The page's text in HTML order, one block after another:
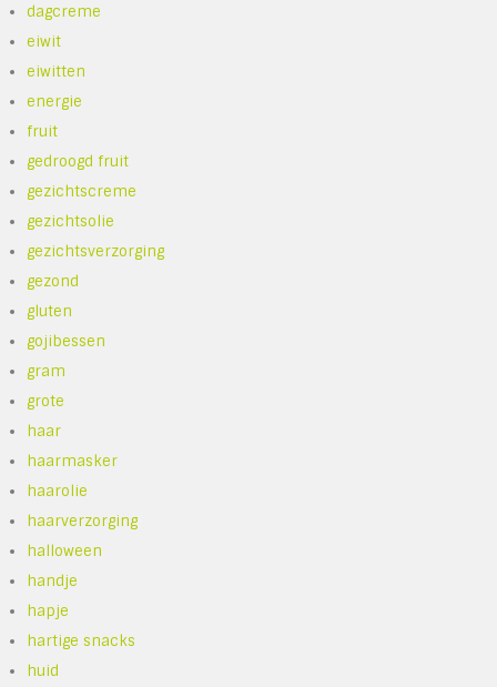
dagcreme
eiwit
eiwitten
energie
fruit
gedroogd fruit
gezichtscreme
gezichtsolie
gezichtsverzorging
gezond
gluten
gojibessen
gram
grote
haar
haarmasker
haarolie
haarverzorging
halloween
handje
hapje
hartige snacks
huid